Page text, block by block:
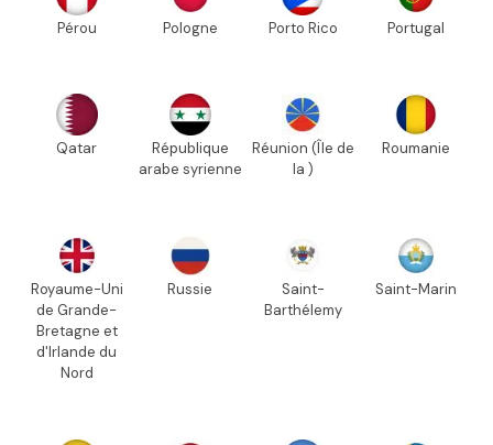
Pérou Pologne Porto Rico Portugal
Qatar
République
arabe syrienne
Réunion (Île de
la )
Roumanie
Royaume-Uni
de Grande-
Bretagne et
d'Irlande du
Nord
Russie
Saint-
Barthélemy
Saint-Marin